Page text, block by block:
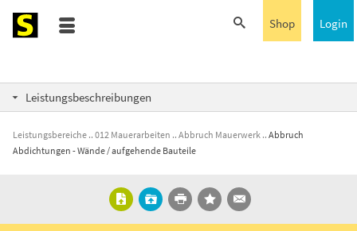
Login
Shop
Leistungsbeschreibungen
Leistungsbereiche 012 Mauerarbeiten Abbruch Mauerwerk
Abbruch
Abdichtungen - Wände / aufgehende Bauteile